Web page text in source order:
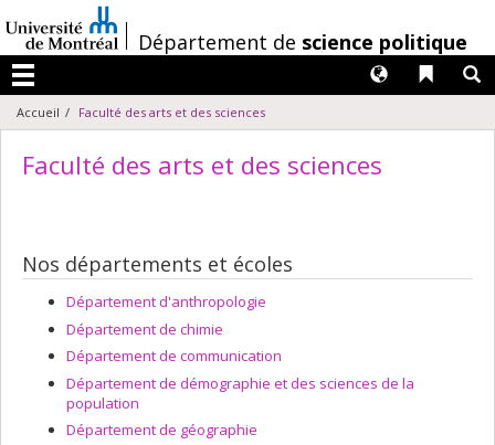
au
contenu
/Département de science politique
Menu
Liens
Langues
Accueil Faculté des arts et des sciences
Faculté des arts et des sciences
Nos départements et écoles
Département d'anthropologie
Département de chimie
Département de communication
Département de démographie et des sciences de la
population
Département de géographie